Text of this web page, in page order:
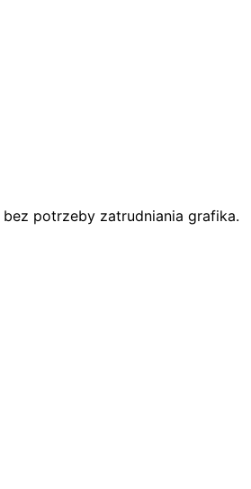
bez potrzeby zatrudniania grafika.